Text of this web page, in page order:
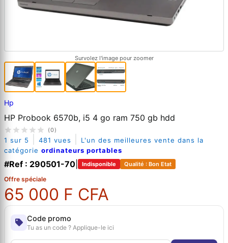
Survolez l'image pour zoomer
Hp
HP Probook 6570b, i5 4 go ram 750 gb hdd
(0)
1 sur 5 481 vues
L'un des meilleures vente dans la
catégorie ordinateurs portables
#Ref : 290501-70 Indisponible Qualité : Bon Etat
Offre spéciale
65 000 F CFA
Code promo
Tu as un code ? Applique-le ici